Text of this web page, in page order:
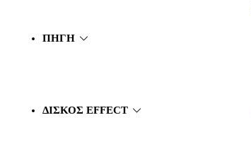
ΠΗΓΉ
ΔΊΣΚΟΣ EFFECT